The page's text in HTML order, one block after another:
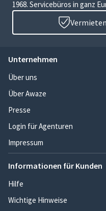
1968. Servicebüros in ganz
Unternehmen
Über uns
Über Awaze
Presse
Login für Agenturen
Impressum
Informationen für Kunden
Hilfe
Wichtige Hinweise